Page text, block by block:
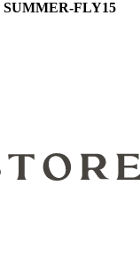
SUMMER-FLY15